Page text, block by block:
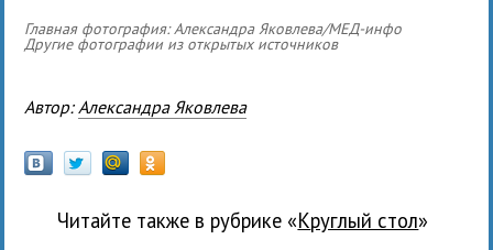
Главная фотография: Александра Яковлева/МЕД-инфо
Другие фотографии из открытых источников
Автор: Александра Яковлева
Читайте также в рубрике « Круглый стол»